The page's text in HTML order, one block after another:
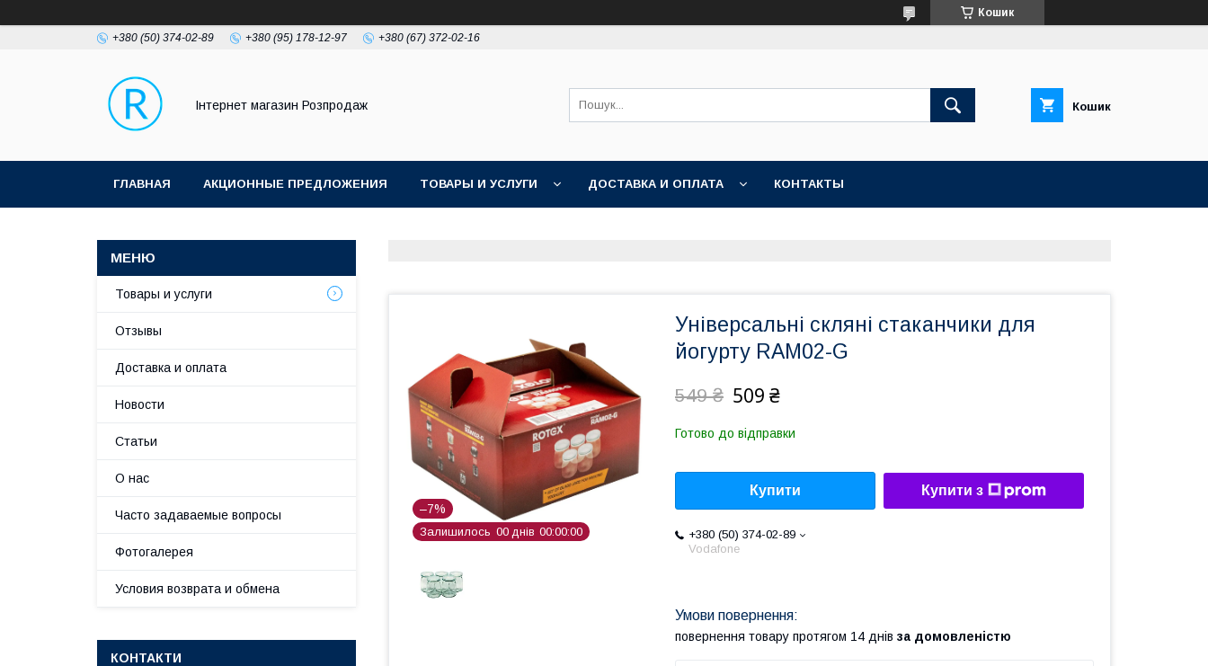
Кошик
+380 (50) 374-02-89 +380 (95) 178-12-97 +380 (67) 372-02-16
Інтернет магазин Розпродаж Кошик
ГЛАВНАЯ АКЦИОННЫЕ ПРЕДЛОЖЕНИЯ ТОВАРЫ И УСЛУГИ ДОСТАВКА И ОПЛАТА КОНТАКТЫ
–7%
Залишилось 00 днів 00 00 00
Універсальні скляні стаканчики для
йогурту RAM02-G
549 ₴ 509 ₴
Готово до відправки
Купити Купити з
+380 (50) 374-02-89
Vodafone
повернення товару протягом 14 днів за домовленістю
Товары и услуги
Отзывы
Доставка и оплата
Новости
Статьи
О нас
Часто задаваемые вопросы
Фотогалерея
Условия возврата и обмена
КОНТАКТИ